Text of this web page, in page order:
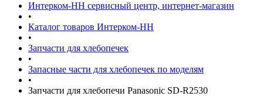
Интерком-НН сервисный центр, интернет-магазин
•
Каталог товаров Интерком-НН
•
Запчасти для хлебопечек
•
Запасные части для хлебопечек по моделям
•
Запчасти для хлебопечи Panasonic SD-R2530